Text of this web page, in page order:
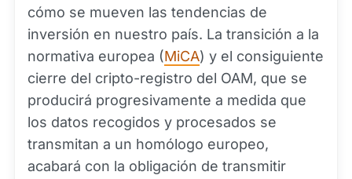
cómo se mueven las tendencias de
inversión en nuestro país. La transición a la
normativa europea (MiCA) y el consiguiente
cierre del cripto-registro del OAM, que se
producirá progresivamente a medida que
los datos recogidos y procesados se
transmitan a un homólogo europeo,
acabará con la obligación de transmitir